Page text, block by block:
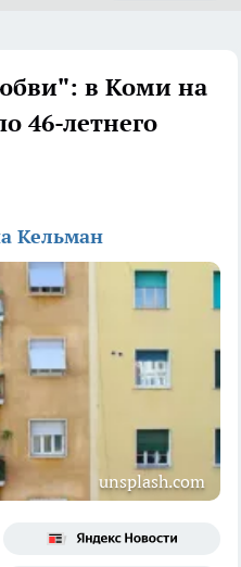
в Коми на
46-летнего
Кельман
unsplash.com